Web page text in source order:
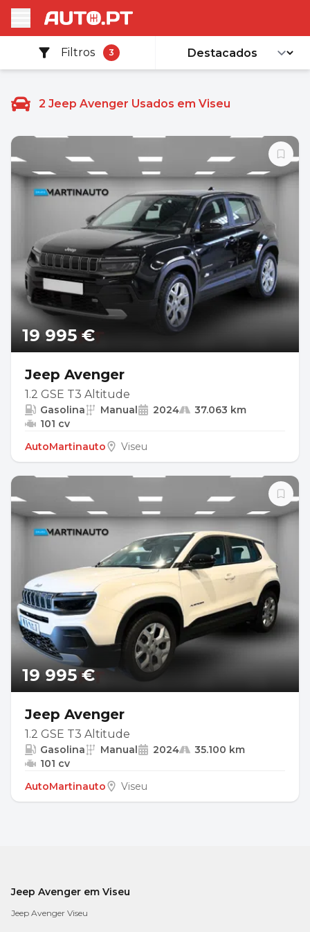
Filtros 3
2 Jeep Avenger Usados em Viseu
19 995 €
Jeep Avenger
1.2 GSE T3 Altitude
Gasolina Manual 2024
37.063 km
101 cv
AutoMartinauto
Viseu
19 995 €
Jeep Avenger
1.2 GSE T3 Altitude
Gasolina Manual 2024
35.100 km
101 cv
AutoMartinauto
Viseu
Jeep Avenger em Viseu
Jeep Avenger Viseu